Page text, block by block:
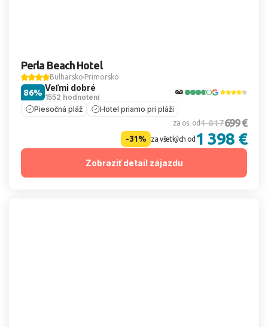
Perla Beach Hotel
Bulharsko Primorsko
Veľmi dobré
1552 hodnotení
86%
Piesočná pláž Hotel priamo pri pláži
za os. od1 017699 €
-31% za všetkých od 1 398 €
Zobraziť detail zájazdu